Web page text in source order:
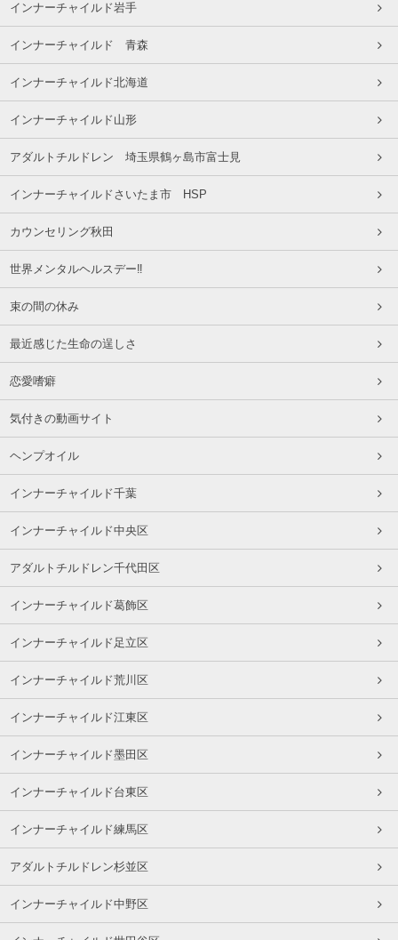
インナーチャイルド岩手
インナーチャイルド 青森
インナーチャイルド北海道
インナーチャイルド山形
アダルトチルドレン 埼玉県鶴ヶ島市富士見
インナーチャイルドさいたま市 HSP
カウンセリング秋田
世界メンタルヘルスデー‼️
束の間の休み
最近感じた生命の逞しさ
恋愛嗜癖
気付きの動画サイト
ヘンプオイル
インナーチャイルド千葉
インナーチャイルド中央区
アダルトチルドレン千代田区
インナーチャイルド葛飾区
インナーチャイルド足立区
インナーチャイルド荒川区
インナーチャイルド江東区
インナーチャイルド墨田区
インナーチャイルド台東区
インナーチャイルド練馬区
アダルトチルドレン杉並区
インナーチャイルド中野区